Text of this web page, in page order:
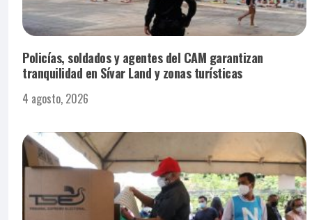
Policías, soldados y agentes del CAM garantizan
tranquilidad en Sívar Land y zonas turísticas
4 agosto, 2026